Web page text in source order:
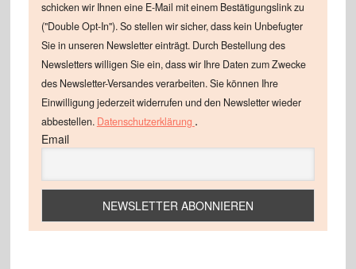
schicken wir Ihnen eine E-Mail mit einem Bestätigungslink zu
("Double Opt-In"). So stellen wir sicher, dass kein Unbefugter
Sie in unseren Newsletter einträgt. Durch Bestellung des
Newsletters willigen Sie ein, dass wir Ihre Daten zum Zwecke
des Newsletter-Versandes verarbeiten. Sie können Ihre
Einwilligung jederzeit widerrufen und den Newsletter wieder
abbestellen. Datenschutzerklärung .
Email